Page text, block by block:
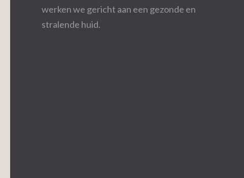
werken we gericht aan een gezonde en
stralende huid.